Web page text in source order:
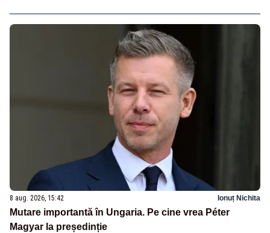
8 aug. 2026, 15:42 Ionuț Nichita
Mutare importantă în Ungaria. Pe cine vrea Péter
Magyar la președinție